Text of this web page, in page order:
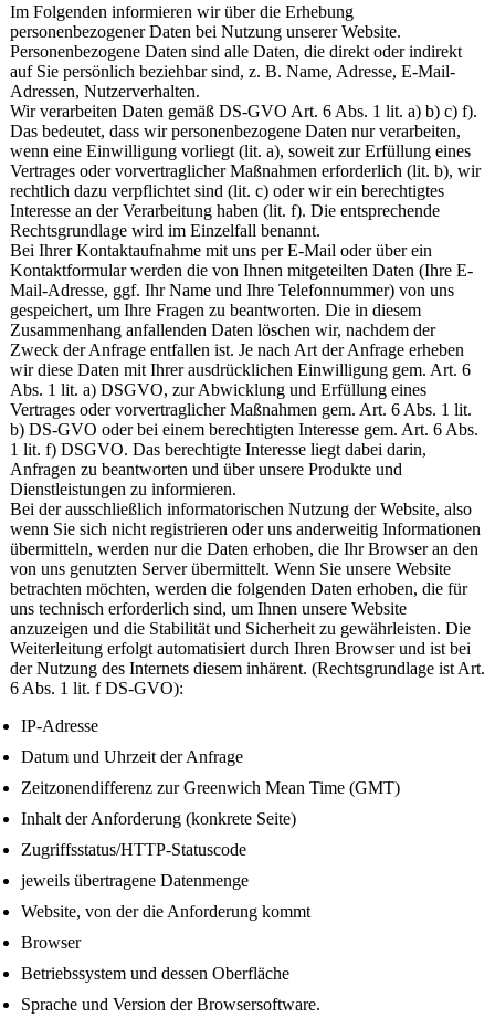
Im Folgenden informieren wir über die Erhebung
personenbezogener Daten bei Nutzung unserer Website.
Personenbezogene Daten sind alle Daten, die direkt oder indirekt
auf Sie persönlich beziehbar sind, z. B. Name, Adresse, E-Mail-
Adressen, Nutzerverhalten.
Wir verarbeiten Daten gemäß DS-GVO Art. 6 Abs. 1 lit. a) b) c) f).
Das bedeutet, dass wir personenbezogene Daten nur verarbeiten,
wenn eine Einwilligung vorliegt (lit. a), soweit zur Erfüllung eines
Vertrages oder vorvertraglicher Maßnahmen erforderlich (lit. b), wir
rechtlich dazu verpflichtet sind (lit. c) oder wir ein berechtigtes
Interesse an der Verarbeitung haben (lit. f). Die entsprechende
Rechtsgrundlage wird im Einzelfall benannt.
Bei Ihrer Kontaktaufnahme mit uns per E-Mail oder über ein
Kontaktformular werden die von Ihnen mitgeteilten Daten (Ihre E-
Mail-Adresse, ggf. Ihr Name und Ihre Telefonnummer) von uns
gespeichert, um Ihre Fragen zu beantworten. Die in diesem
Zusammenhang anfallenden Daten löschen wir, nachdem der
Zweck der Anfrage entfallen ist. Je nach Art der Anfrage erheben
wir diese Daten mit Ihrer ausdrücklichen Einwilligung gem. Art. 6
Abs. 1 lit. a) DSGVO, zur Abwicklung und Erfüllung eines
Vertrages oder vorvertraglicher Maßnahmen gem. Art. 6 Abs. 1 lit.
b) DS-GVO oder bei einem berechtigten Interesse gem. Art. 6 Abs.
1 lit. f) DSGVO. Das berechtigte Interesse liegt dabei darin,
Anfragen zu beantworten und über unsere Produkte und
Dienstleistungen zu informieren.
Bei der ausschließlich informatorischen Nutzung der Website, also
wenn Sie sich nicht registrieren oder uns anderweitig Informationen
übermitteln, werden nur die Daten erhoben, die Ihr Browser an den
von uns genutzten Server übermittelt. Wenn Sie unsere Website
betrachten möchten, werden die folgenden Daten erhoben, die für
uns technisch erforderlich sind, um Ihnen unsere Website
anzuzeigen und die Stabilität und Sicherheit zu gewährleisten. Die
Weiterleitung erfolgt automatisiert durch Ihren Browser und ist bei
der Nutzung des Internets diesem inhärent. (Rechtsgrundlage ist Art.
6 Abs. 1 lit. f DS-GVO):
IP-Adresse
Datum und Uhrzeit der Anfrage
Zeitzonendifferenz zur Greenwich Mean Time (GMT)
Inhalt der Anforderung (konkrete Seite)
Zugriffsstatus/HTTP-Statuscode
jeweils übertragene Datenmenge
Website, von der die Anforderung kommt
Browser
Betriebssystem und dessen Oberfläche
Sprache und Version der Browsersoftware.